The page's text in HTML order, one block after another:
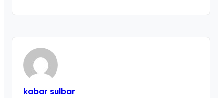
kabar sulbar